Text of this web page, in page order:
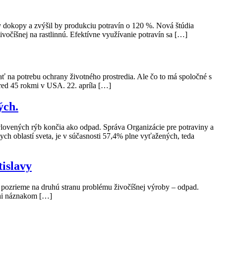
a zvýšil by produkciu potravín o 120 %. Nová štúdia
na rastlinnú. Efektívne využívanie potravín sa […]
potrebu ochrany životného prostredia. Ale čo to má spoločné s
45 rokmi v USA. 22. apríla […]
rýb končia ako odpad. Správa Organizácie pre potraviny a
oblastí sveta, je v súčasnosti 57,4% plne vyťažených, teda
na druhú stranu problému živočíšnej výroby – odpad.
náznakom […]